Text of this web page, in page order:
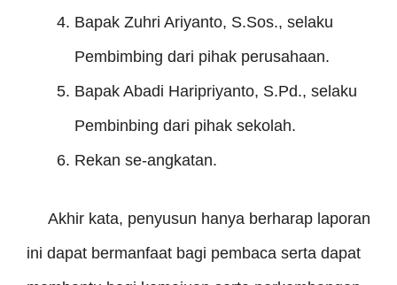
Bapak Zuhri Ariyanto, S.Sos., selaku
Pembimbing dari pihak perusahaan.
Bapak Abadi Haripriyanto, S.Pd., selaku
Pembinbing dari pihak sekolah.
Rekan se-angkatan.
Akhir kata, penyusun hanya berharap laporan
ini dapat bermanfaat bagi pembaca serta dapat